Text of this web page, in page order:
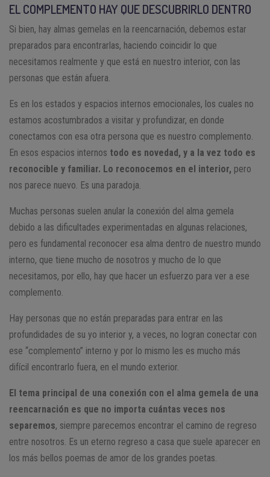
EL COMPLEMENTO HAY QUE DESCUBRIRLO DENTRO
Si bien, hay almas gemelas en la reencarnación, debemos estar
preparados para encontrarlas, haciendo coincidir lo que
necesitamos realmente y que está en nuestro interior, con las
personas que están afuera.
Es en los estados y espacios internos emocionales, los cuales no
estamos acostumbrados a visitar y profundizar, en donde
conectamos con esa otra persona que es nuestro complemento.
En esos espacios internos todo es novedad, y a la vez todo es
reconocible y familiar. Lo reconocemos en el interior, pero
nos parece nuevo. Es una paradoja.
Muchas personas suelen anular la conexión del alma gemela
debido a las dificultades experimentadas en algunas relaciones,
pero es fundamental reconocer esa alma dentro de nuestro mundo
interno, que tiene mucho de nosotros y mucho de lo que
necesitamos, por ello, hay que hacer un esfuerzo para ver a ese
complemento.
Hay personas que no están preparadas para entrar en las
profundidades de su yo interior y, a veces, no logran conectar con
ese “complemento” interno y por lo mismo les es mucho más
difícil encontrarlo fuera, en el mundo exterior.
El tema principal de una conexión con el alma gemela de una
reencarnación es que no importa cuántas veces nos
separemos, siempre parecemos encontrar el camino de regreso
entre nosotros. Es un eterno regreso a casa que suele aparecer en
los más bellos poemas de amor de los grandes poetas.